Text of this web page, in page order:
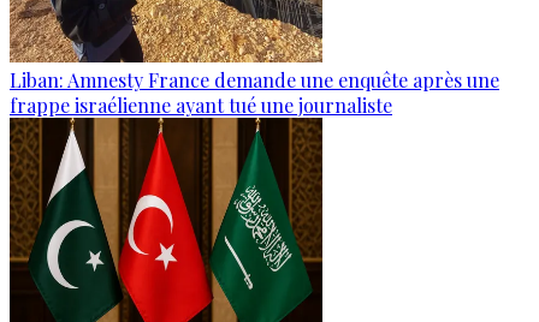
Liban: Amnesty France demande une enquête après une
frappe israélienne ayant tué une journaliste